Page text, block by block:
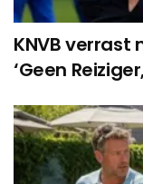
KNVB verrast
‘Geen